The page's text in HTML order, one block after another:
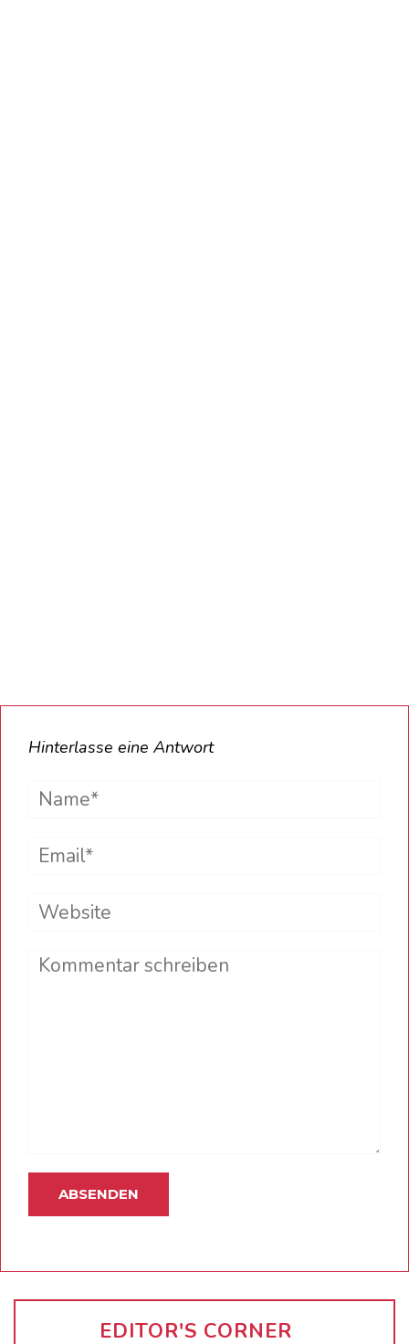
Hinterlasse eine Antwort
Name*
Email*
Website
Comment
EDITOR'S CORNER